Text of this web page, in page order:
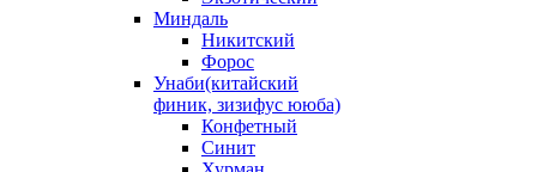
Миндаль
Никитский
Форос
Унаби(китайский
финик, зизифус ююба)
Конфетный
Синит